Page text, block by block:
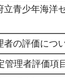
青少年海洋
の評価につ
理者評価項